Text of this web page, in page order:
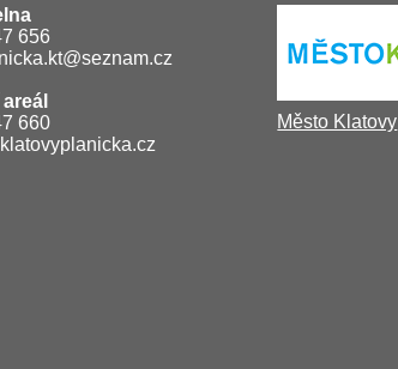
656
660
Město Klatovy